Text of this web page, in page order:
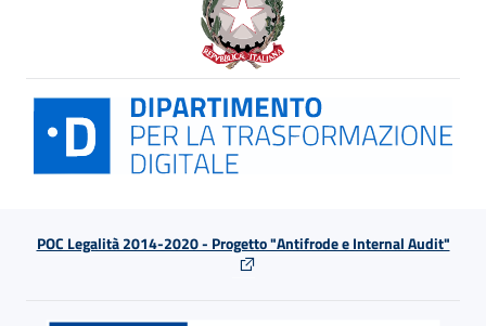
POC Legalità 2014-2020 - Progetto "Antifrode e Internal Audit"